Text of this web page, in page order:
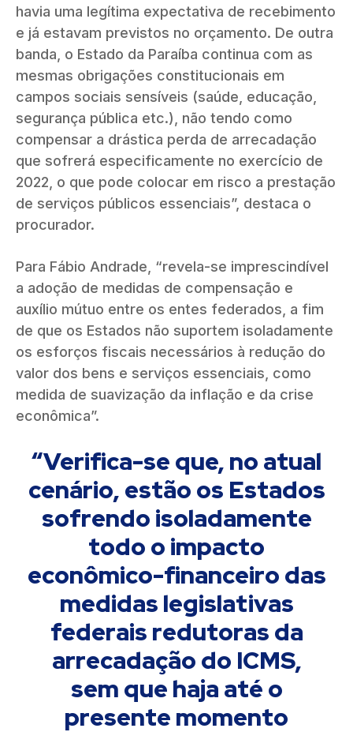
havia uma legítima expectativa de recebimento
e já estavam previstos no orçamento. De outra
banda, o Estado da Paraíba continua com as
mesmas obrigações constitucionais em
campos sociais sensíveis (saúde, educação,
segurança pública etc.), não tendo como
compensar a drástica perda de arrecadação
que sofrerá especificamente no exercício de
2022, o que pode colocar em risco a prestação
de serviços públicos essenciais”, destaca o
procurador.
Para Fábio Andrade, “revela-se imprescindível
a adoção de medidas de compensação e
auxílio mútuo entre os entes federados, a fim
de que os Estados não suportem isoladamente
os esforços fiscais necessários à redução do
valor dos bens e serviços essenciais, como
medida de suavização da inflação e da crise
econômica”.
“Verifica-se que, no atual
cenário, estão os Estados
sofrendo isoladamente
todo o impacto
econômico-financeiro das
medidas legislativas
federais redutoras da
arrecadação do ICMS,
sem que haja até o
presente momento